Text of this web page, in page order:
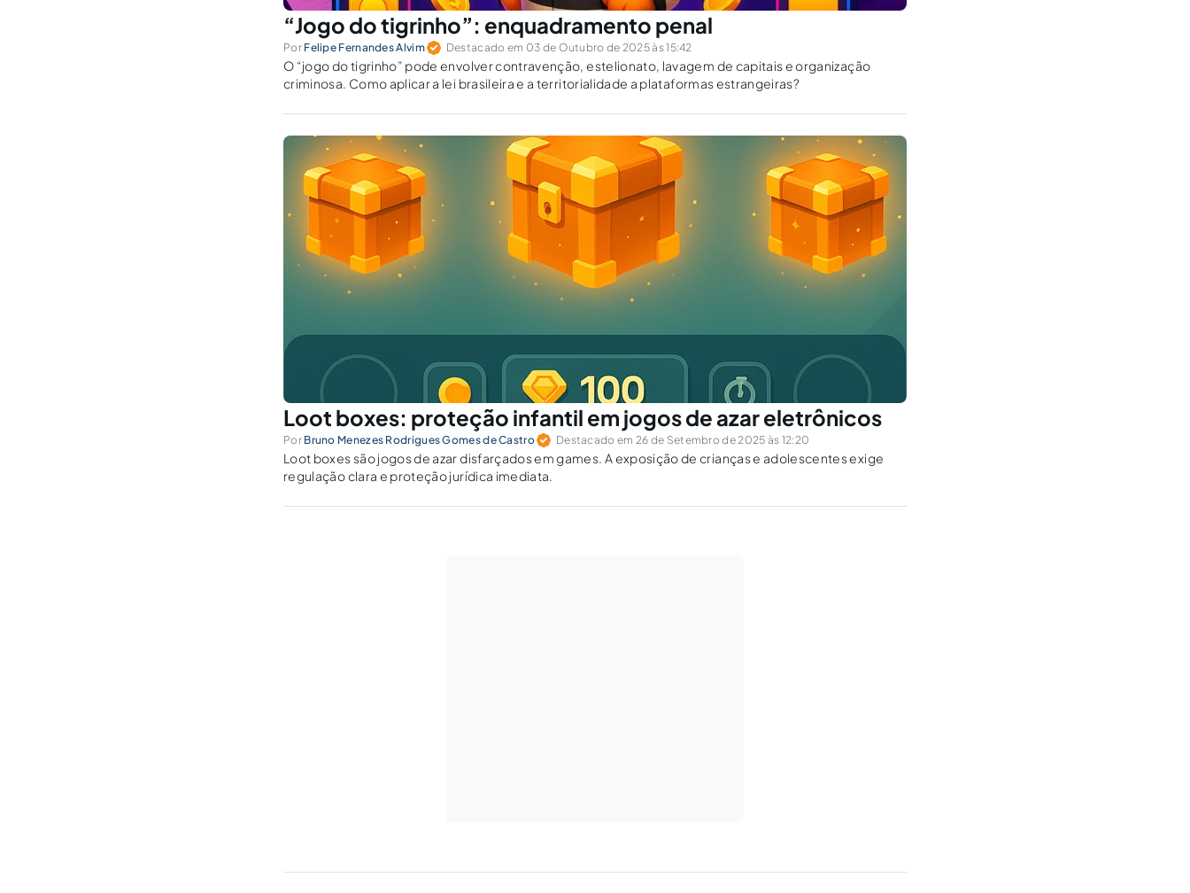
“Jogo do tigrinho”: enquadramento penal
Por Felipe Fernandes Alvim Destacado em 03 de Outubro de 2025 às 15:42
O “jogo do tigrinho” pode envolver contravenção, estelionato, lavagem de capitais e organização
criminosa. Como aplicar a lei brasileira e a territorialidade a plataformas estrangeiras?
Loot boxes: proteção infantil em jogos de azar eletrônicos
Por Bruno Menezes Rodrigues Gomes de Castro Destacado em 26 de Setembro de 2025 às 12:20
Loot boxes são jogos de azar disfarçados em games. A exposição de crianças e adolescentes exige
regulação clara e proteção jurídica imediata.